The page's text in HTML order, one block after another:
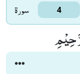
سورۃ 4